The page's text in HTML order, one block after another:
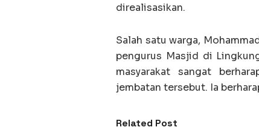
direalisasikan.
Salah satu warga,
pengurus Masjid di
masyarakat sangat
jembatan tersebut. Ia
Related Post